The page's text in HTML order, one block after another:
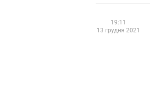
19:11
13 грудня 2021